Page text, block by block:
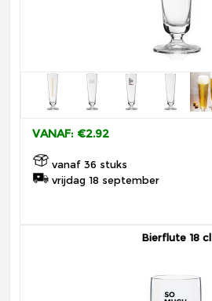
VANAF: €2.92
vanaf 36 stuks
vrijdag 18 september
Bierflute 18 cl